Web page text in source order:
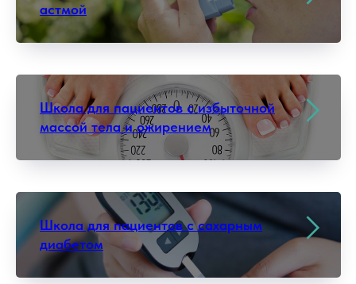
астмой
Школа для пациентов с избыточной
массой тела и ожирением
Школа для пациентов с сахарным
диабетом